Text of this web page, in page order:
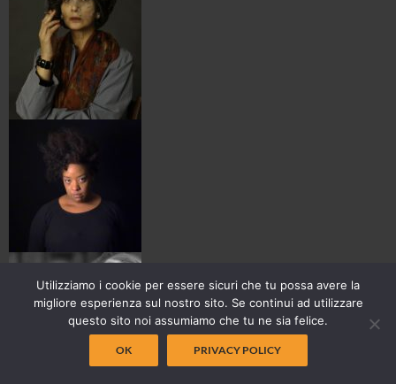
Utilizziamo i cookie per essere sicuri che tu possa avere la
migliore esperienza sul nostro sito. Se continui ad utilizzare
questo sito noi assumiamo che tu ne sia felice.
OK PRIVACY POLICY